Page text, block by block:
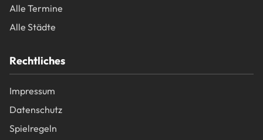
Alle Termine
Alle Städte
Rechtliches
Impressum
Datenschutz
Spielregeln